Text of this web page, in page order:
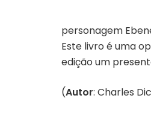
personagem
Este livro é uma
edição um
(Autor: Charles